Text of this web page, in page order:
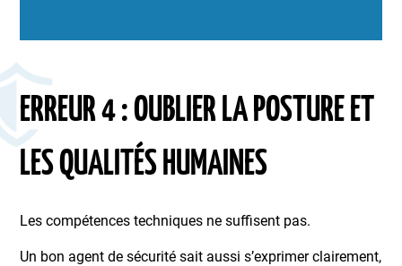
ERREUR 4 : OUBLIER LA POSTURE ET
LES QUALITÉS HUMAINES
Les compétences techniques ne suffisent pas.
Un bon agent de sécurité sait aussi s’exprimer clairement,